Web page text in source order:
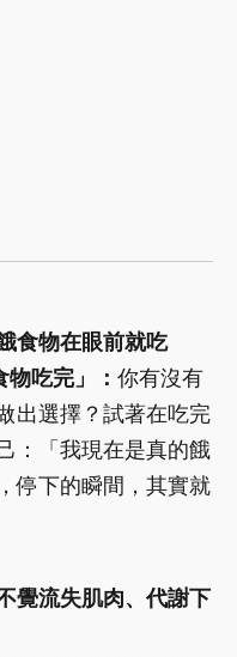
食物在眼前就吃
吃完」： 你有沒有
出選擇？試著在吃完
：「我現在是真的餓
停下的瞬間，其實就
覺流失肌肉、代謝下